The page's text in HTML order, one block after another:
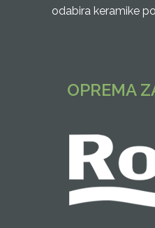
odabira keramike
OPREMA